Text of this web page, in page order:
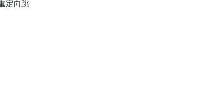
定向跳